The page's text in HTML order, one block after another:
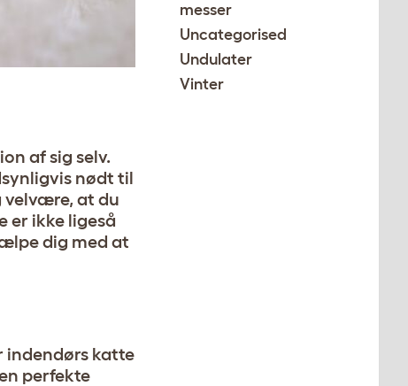
af sig selv.
nødt til
velvære, at du
er ikke ligeså
dig med at
indendørs katte
perfekte
messer
Uncategorised
Undulater
Vinter